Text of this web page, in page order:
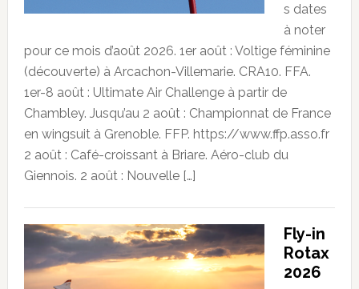
s dates
à noter
pour ce mois d’août 2026. 1er août : Voltige féminine
(découverte) à Arcachon-Villemarie. CRA10. FFA.
1er-8 août : Ultimate Air Challenge à partir de
Chambley. Jusqu’au 2 août : Championnat de France
en wingsuit à Grenoble. FFP. https://www.ffp.asso.fr
2 août : Café-croissant à Briare. Aéro-club du
Giennois. 2 août : Nouvelle […]
Fly-in
Rotax
2026